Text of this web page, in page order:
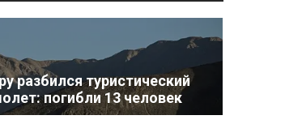
разбился туристический
погибли 13 человек